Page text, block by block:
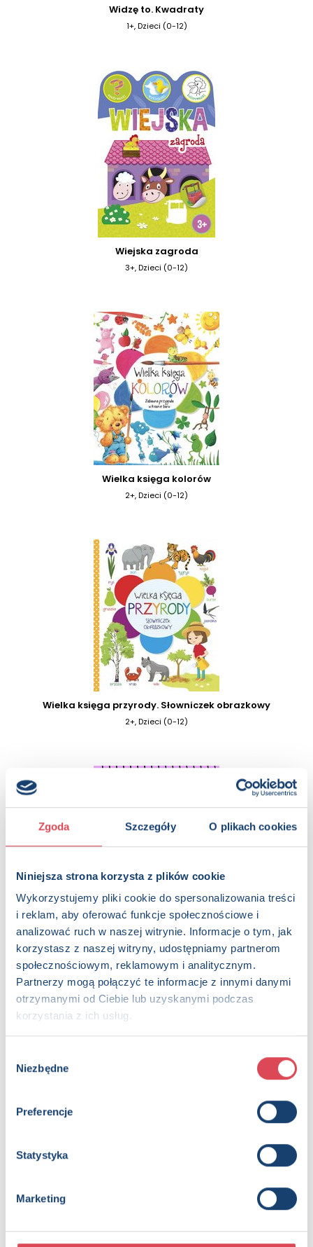
Zgoda Szczegóły O plikach cookies
Niniejsza strona korzysta z plików cookie
Wykorzystujemy pliki cookie do spersonalizowania treści
i reklam, aby oferować funkcje społecznościowe i
analizować ruch w naszej witrynie. Informacje o tym, jak
korzystasz z naszej witryny, udostępniamy partnerom
społecznościowym, reklamowym i analitycznym.
Partnerzy mogą połączyć te informacje z innymi danymi
otrzymanymi od Ciebie lub uzyskanymi podczas
korzystania z ich usług.
zgody
Niezbędne
Preferencje
Statystyka
Marketing
Widzę to. Kwadraty
1+, Dzieci (0-12)
Wiejska zagroda
3+, Dzieci (0-12)
Wielka księga kolorów
2+, Dzieci (0-12)
Wielka księga przyrody. Słowniczek obrazkowy
2+, Dzieci (0-12)
Wielkanoc. Magiczne obrazki. Kolorowanka wodna z
zadaniami
3+, Dzieci (0-12)